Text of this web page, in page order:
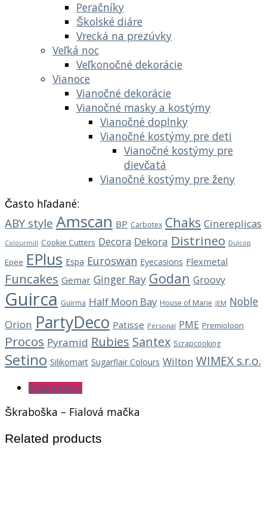
Peračníky
Školské diáre
Vrecká na prezúvky
Veľká noc
Veľkonočné dekorácie
Vianoce
Vianočné dekorácie
Vianočné masky a kostýmy
Vianočné doplnky
Vianočné kostýmy pre deti
Vianočné kostýmy pre
dievčatá
Vianočné kostýmy pre ženy
Často hľadané:
ABY style Amscan BP Carbotex Chaks Cinereplicas
Colourmill Cookie Cutters Decora Dekora Distrineo Dulcop
Epee EPlus Espa Euroswan Eyecasions Flexmetal
Funcakes Gemar Ginger Ray Godan Groovy
Guirca Guirma Half Moon Bay House of Marie JEM Noble
Orion PartyDeco Patisse Personal PME Premioloon
Procos Pyramid Rubies Santex Scrapcooking
Setino Silikomart Sugarflair Colours Wilton WIMEX s.r.o.
Description
Škraboška – Fialová mačka
Related products